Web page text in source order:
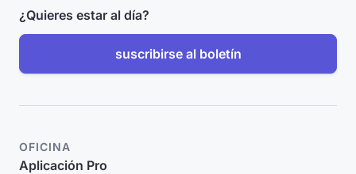
¿Quieres estar al día?
suscribirse al boletín
OFICINA
Aplicación Pro